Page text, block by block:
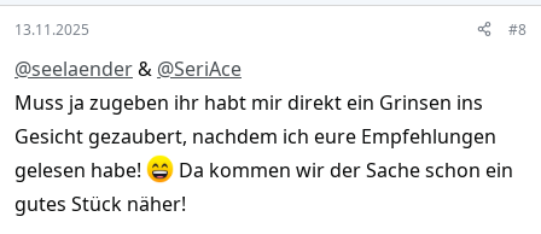
13.11.2025 #8
@seelaender& @SeriAce
Muss ja zugeben ihr habt mir direkt ein Grinsen ins
Gesicht gezaubert, nachdem ich eure Empfehlungen
gelesen habe!
Da kommen wir der Sache schon ein
gutes Stück näher!